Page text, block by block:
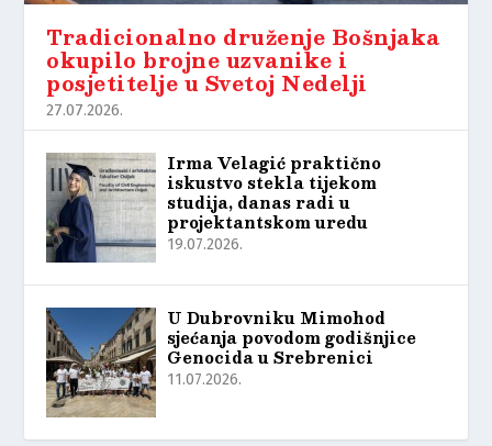
Tradicionalno druženje Bošnjaka
okupilo brojne uzvanike i
posjetitelje u Svetoj Nedelji
27.07.2026.
Irma Velagić praktično
iskustvo stekla tijekom
studija, danas radi u
projektantskom uredu
19.07.2026.
U Dubrovniku Mimohod
sjećanja povodom godišnjice
Genocida u Srebrenici
11.07.2026.